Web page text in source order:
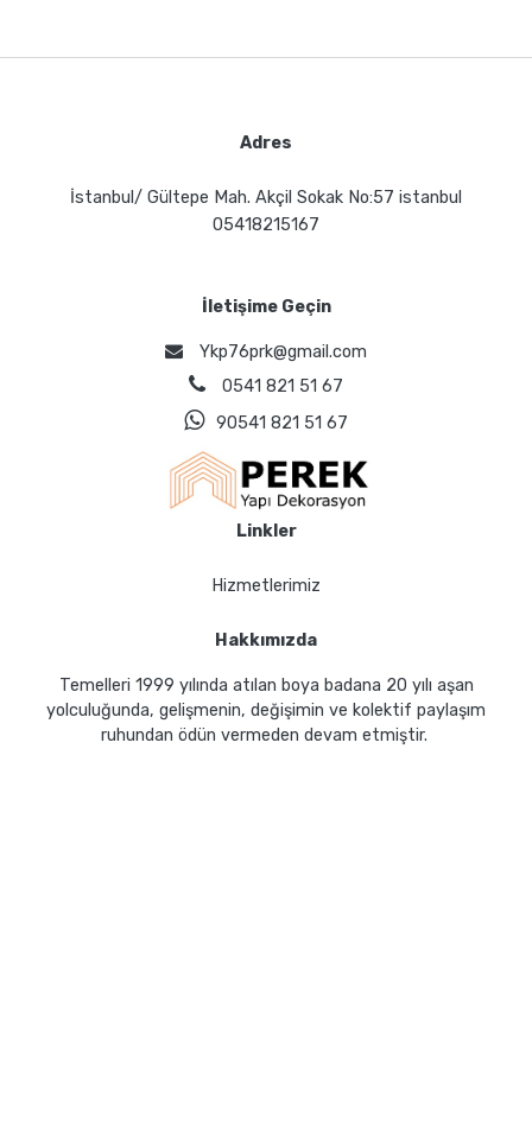
Adres
İstanbul/ Gültepe Mah. Akçil Sokak No:57 istanbul
05418215167
İletişime Geçin
Ykp76prk@gmail.com
0541 821 51 67
90541 821 51 67
Linkler
Hizmetlerimiz
Hakkımızda
Temelleri 1999 yılında atılan boya badana 20 yılı aşan
yolculuğunda, gelişmenin, değişimin ve kolektif paylaşım
ruhundan ödün vermeden devam etmiştir.